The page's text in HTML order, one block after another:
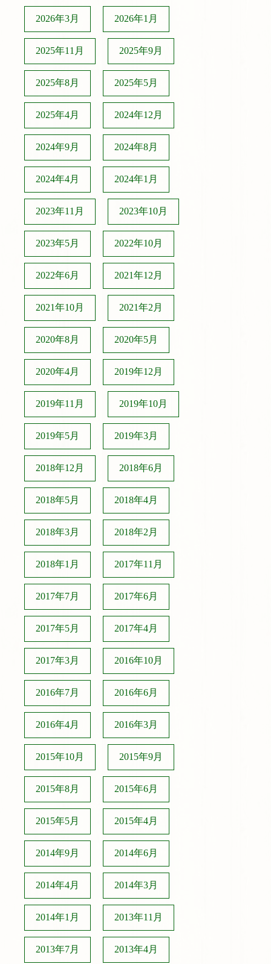
2026年3月 2026年1月
2025年11月 2025年9月
2025年8月 2025年5月
2025年4月 2024年12月
2024年9月 2024年8月
2024年4月 2024年1月
2023年11月 2023年10月
2023年5月 2022年10月
2022年6月 2021年12月
2021年10月 2021年2月
2020年8月 2020年5月
2020年4月 2019年12月
2019年11月 2019年10月
2019年5月 2019年3月
2018年12月 2018年6月
2018年5月 2018年4月
2018年3月 2018年2月
2018年1月 2017年11月
2017年7月 2017年6月
2017年5月 2017年4月
2017年3月 2016年10月
2016年7月 2016年6月
2016年4月 2016年3月
2015年10月 2015年9月
2015年8月 2015年6月
2015年5月 2015年4月
2014年9月 2014年6月
2014年4月 2014年3月
2014年1月 2013年11月
2013年7月 2013年4月